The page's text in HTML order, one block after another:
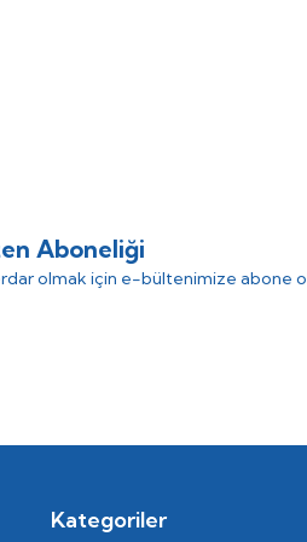
Aboneliği
olmak için e-bültenimize abone
Kategoriler